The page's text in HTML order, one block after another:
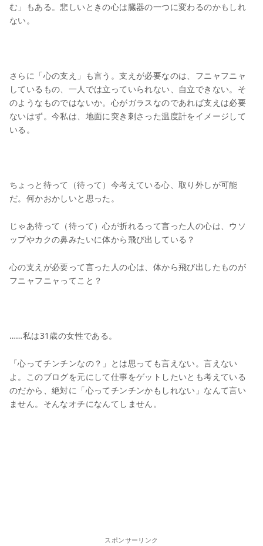
む」もある。悲しいときの心は臓器の一つに変わるのかもしれ
ない。
さらに「心の支え」も言う。支えが必要なのは、フニャフニャ
しているもの、一人では立っていられない、自立できない。そ
のようなものではないか。心がガラスなのであれば支えは必要
ないはず。今私は、地面に突き刺さった温度計をイメージして
いる。
ちょっと待って（待って）今考えている心、取り外しが可能
だ。何かおかしいと思った。
じゃあ待って（待って）心が折れるって言った人の心は、ウソ
ップやカクの鼻みたいに体から飛び出している？
心の支えが必要って言った人の心は、体から飛び出したものが
フニャフニャってこと？
……私は31歳の女性である。
「心ってチンチンなの？」とは思っても言えない。言えない
よ。このブログを元にして仕事をゲットしたいとも考えている
のだから、絶対に「心ってチンチンかもしれない」なんて言い
ません。そんなオチになんてしません。
スポンサーリンク